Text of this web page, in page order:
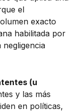
el
exacto
habilitada por
negligencia
(u
y las más
en políticas,